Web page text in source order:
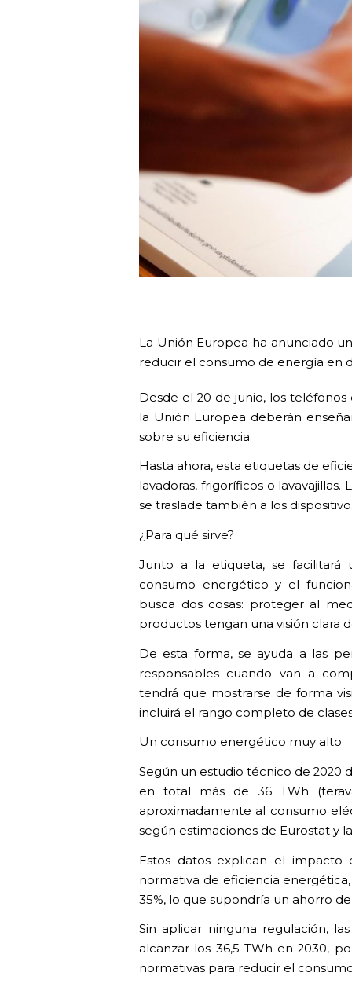
La Unión Europea ha anunciado
reducir el consumo de energía en
Desde el 20 de junio, los
la Unión Europea deberán
sobre su eficiencia.
Hasta ahora, esta etiquetas de
lavadoras, frigoríficos o
se traslade también a los
¿Para qué sirve?
Junto a la etiqueta, se facilitará
consumo energético y el
busca dos cosas: proteger al
productos tengan una visión clara
De esta forma, se ayuda a las
responsables cuando van a
tendrá que mostrarse de forma
incluirá el rango completo de
Un consumo energético muy alto
Según un estudio técnico de 2020
en total más de 36 TWh
aproximadamente al consumo
según estimaciones de Eurostat y
Estos datos explican el impacto
normativa de eficiencia
35%, lo que supondría un ahorro
Sin aplicar ninguna regulación,
alcanzar los 36,5 TWh en 2030,
normativas para reducir el